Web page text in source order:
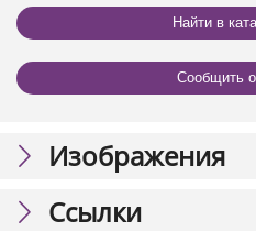
Найти в
Сообщить
Изображения
Ссылки